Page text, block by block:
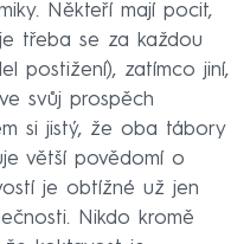
Někteří mají pocit,
třeba se za každou
postižení), zatímco jiní,
svůj prospěch
si jistý, že oba tábory
větší povědomí o
je obtížné už jen
Nikdo kromě